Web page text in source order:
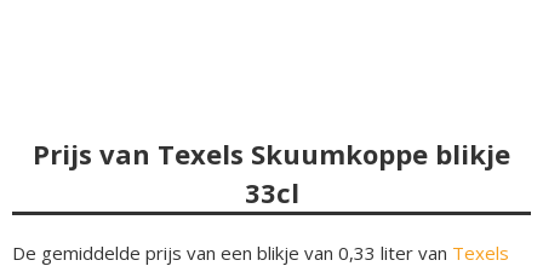
Prijs van Texels Skuumkoppe blikje
33cl
De gemiddelde prijs van een blikje van 0,33 liter van Texels